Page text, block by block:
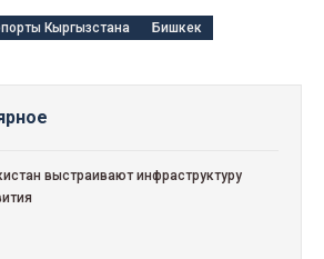
Кыргызстана Бишкек
выстраивают инфраструктуру